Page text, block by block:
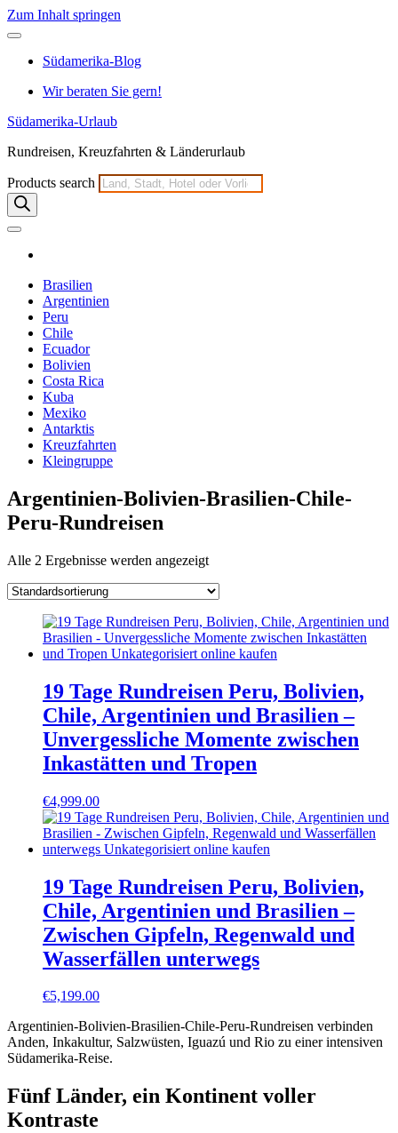
Zum Inhalt springen
Südamerika-Blog
Wir beraten Sie gern!
Südamerika-Urlaub
Rundreisen, Kreuzfahrten & Länderurlaub
Products search
Brasilien
Argentinien
Peru
Chile
Ecuador
Bolivien
Costa Rica
Kuba
Mexiko
Antarktis
Kreuzfahrten
Kleingruppe
Argentinien-Bolivien-Brasilien-Chile-
Peru-Rundreisen
Alle 2 Ergebnisse werden angezeigt
19 Tage Rundreisen Peru, Bolivien,
Chile, Argentinien und Brasilien –
Unvergessliche Momente zwischen
Inkastätten und Tropen
€4,999.00
19 Tage Rundreisen Peru, Bolivien,
Chile, Argentinien und Brasilien –
Zwischen Gipfeln, Regenwald und
Wasserfällen unterwegs
€5,199.00
Argentinien-Bolivien-Brasilien-Chile-Peru-Rundreisen verbinden
Anden, Inkakultur, Salzwüsten, Iguazú und Rio zu einer intensiven
Südamerika-Reise.
Fünf Länder, ein Kontinent voller
Kontraste